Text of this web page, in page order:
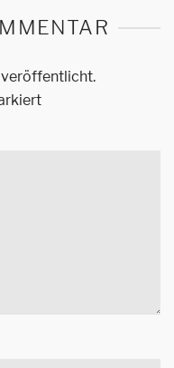
veröffentlicht.